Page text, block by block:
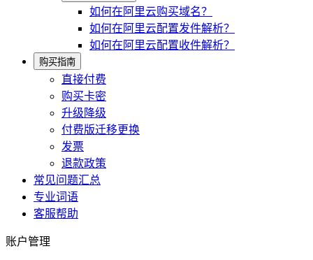
如何在阿里云购买域名？
如何在阿里云配置发件解析？
如何在阿里云配置收件解析？
购买指南
直接付费
购买卡密
升级降级
付费版迁移更换
发票
退款政策
常见问题汇总
专业词语
客服帮助
账户管理